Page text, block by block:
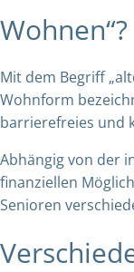
Wohnen“?
Mit dem Begriff
Wohnform
barrierefreies und
Abhängig von der
finanziellen
Senioren